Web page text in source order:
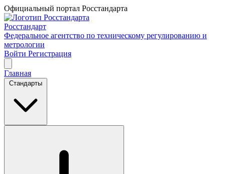
Официальный портал Росстандарта
Росстандарт
Федеральное агентство по техническому регулированию и
метрологии
Войти Регистрация
Главная
Стандарты